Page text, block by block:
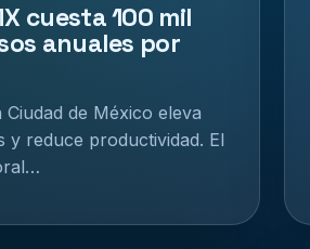
cuesta 100 mil
anuales por
de México eleva
y reduce productividad. El